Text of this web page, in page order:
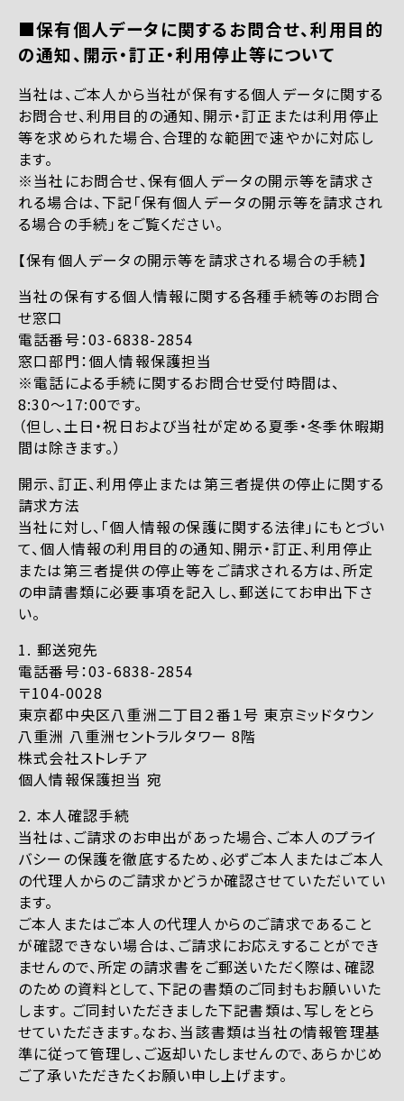
■保有個人データに関するお問合せ、利用目的
の通知、開示・訂正・利用停止等について
当社は、ご本人から当社が保有する個人データに関する
お問合せ、利用目的の通知、開示・訂正または利用停止
等を求められた場合、合理的な範囲で速やかに対応し
ます。
※当社にお問合せ、保有個人データの開示等を請求さ
れる場合は、下記「保有個人データの開示等を請求され
る場合の手続」をご覧ください。
【保有個人データの開示等を請求される場合の手続】
当社の保有する個人情報に関する各種手続等のお問合
せ窓口
電話番号：03-6838-2854
窓口部門：個人情報保護担当
※電話による手続に関するお問合せ受付時間は、
8:30〜17:00です。
（但し、土日・祝日および当社が定める夏季・冬季休暇期
間は除きます。）
開示、訂正、利用停止または第三者提供の停止に関する
請求方法
当社に対し、「個人情報の保護に関する法律」にもとづい
て、個人情報の利用目的の通知、開示・訂正、利用停止
または第三者提供の停止等をご請求される方は、所定
の申請書類に必要事項を記入し、郵送にてお申出下さ
い。
1. 郵送宛先
電話番号：03-6838-2854
〒104-0028
東京都中央区八重洲二丁目２番１号 東京ミッドタウン
八重洲 八重洲セントラルタワー 8階
株式会社ストレチア
個人情報保護担当 宛
2. 本人確認手続
当社は、ご請求のお申出があった場合、ご本人のプライ
バシーの保護を徹底するため、必ずご本人またはご本人
の代理人からのご請求かどうか確認させていただいてい
ます。
ご本人またはご本人の代理人からのご請求であること
が確認できない場合は、ご請求にお応えすることができ
ませんので、所定の請求書をご郵送いただく際は、確認
のための資料として、下記の書類のご同封もお願いいた
します。 ご同封いただきました下記書類は、写しをとら
せていただきます。なお、当該書類は当社の情報管理基
準に従って管理し、ご返却いたしませんので、あらかじめ
ご了承いただきたくお願い申し上げます。